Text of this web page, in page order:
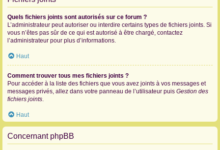
Quels fichiers joints sont autorisés sur ce forum ?
L’administrateur peut autoriser ou interdire certains types de fichiers joints. Si
vous n’êtes pas sûr de ce qui est autorisé à être chargé, contactez
l’administrateur pour plus d’informations.
Haut
Comment trouver tous mes fichiers joints ?
Pour accéder à la liste des fichiers que vous avez joints à vos messages et
messages privés, allez dans votre panneau de l’utilisateur puis Gestion des
fichiers joints.
Haut
Concernant phpBB